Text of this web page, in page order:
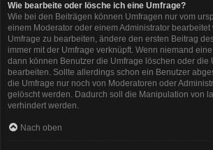
Wie bearbeite oder lösche ich eine Umfrage?
Wie bei den Beiträgen können Umfragen nur vom
einem Moderator oder einem Administrator bearbeitet
Umfrage zu bearbeiten, ändere den ersten Beitrag
immer mit der Umfrage verknüpft. Wenn niemand
dann können Benutzer die Umfrage löschen oder die
bearbeiten. Sollte allerdings schon ein Benutzer
die Umfrage nur noch von Moderatoren oder
gelöscht werden. Dadurch soll die Manipulation von
verhindert werden.
Nach oben